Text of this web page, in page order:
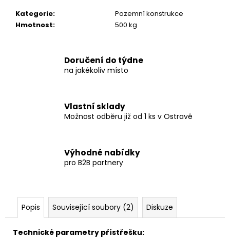
Kategorie:
Pozemní konstrukce
Hmotnost: 500 kg
Doručení do týdne
na jakékoliv místo
Vlastní sklady
Možnost odběru již od 1 ks v Ostravě
Výhodné nabídky
pro B2B partnery
Popis Související soubory (2) Diskuze
Technické parametry přístřešku: